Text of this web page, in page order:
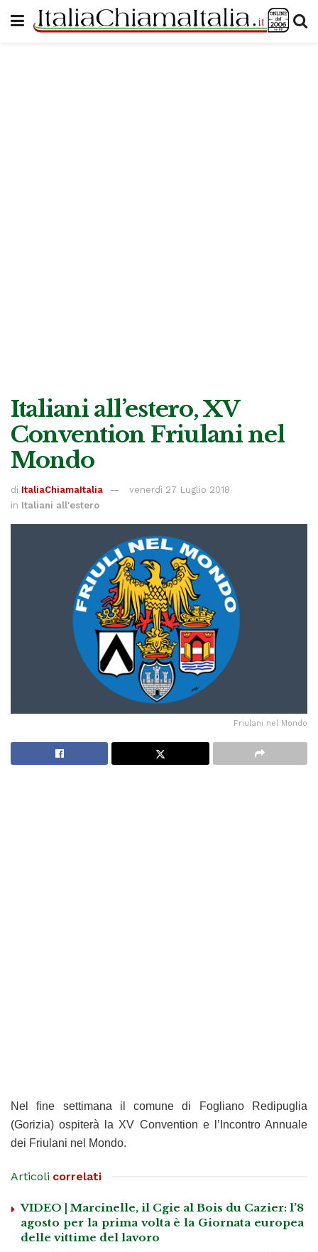
Italiani all’estero, XV
Convention Friulani nel
Mondo
di ItaliaChiamaItalia
venerdì 27 Luglio 2018
in Italiani all'estero
Friulani nel Mondo
Nel fine settimana il comune di Fogliano Redipuglia
(Gorizia) ospiterà la XV Convention e l’Incontro Annuale
dei Friulani nel Mondo.
Articoli correlati
VIDEO | Marcinelle, il Cgie al Bois du Cazier: l’8
agosto per la prima volta è la Giornata europea
delle vittime del lavoro